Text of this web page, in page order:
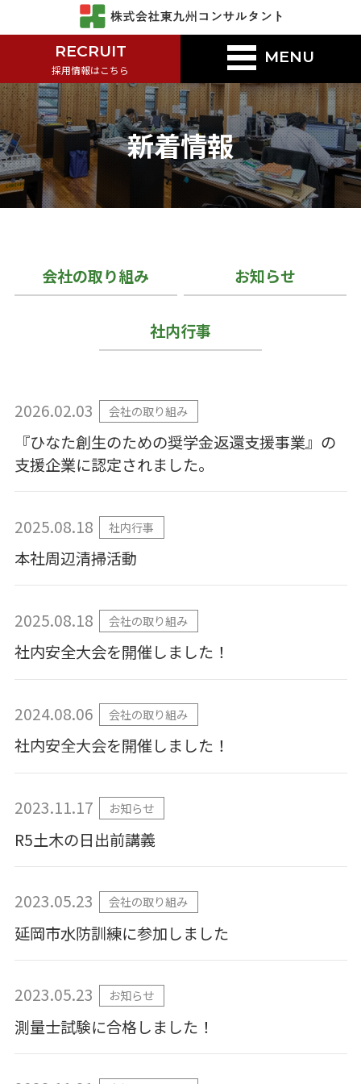
RECRUIT
採用情報はこちら
MENU
新着情報
会社の取り組み お知らせ
社内行事
2026.02.03 会社の取り組み
『ひなた創生のための奨学金返還支援事業』の
支援企業に認定されました。
2025.08.18 社内行事
本社周辺清掃活動
2025.08.18 会社の取り組み
社内安全大会を開催しました！
2024.08.06 会社の取り組み
社内安全大会を開催しました！
2023.11.17 お知らせ
R5土木の日出前講義
2023.05.23 会社の取り組み
延岡市水防訓練に参加しました
2023.05.23 お知らせ
測量士試験に合格しました！